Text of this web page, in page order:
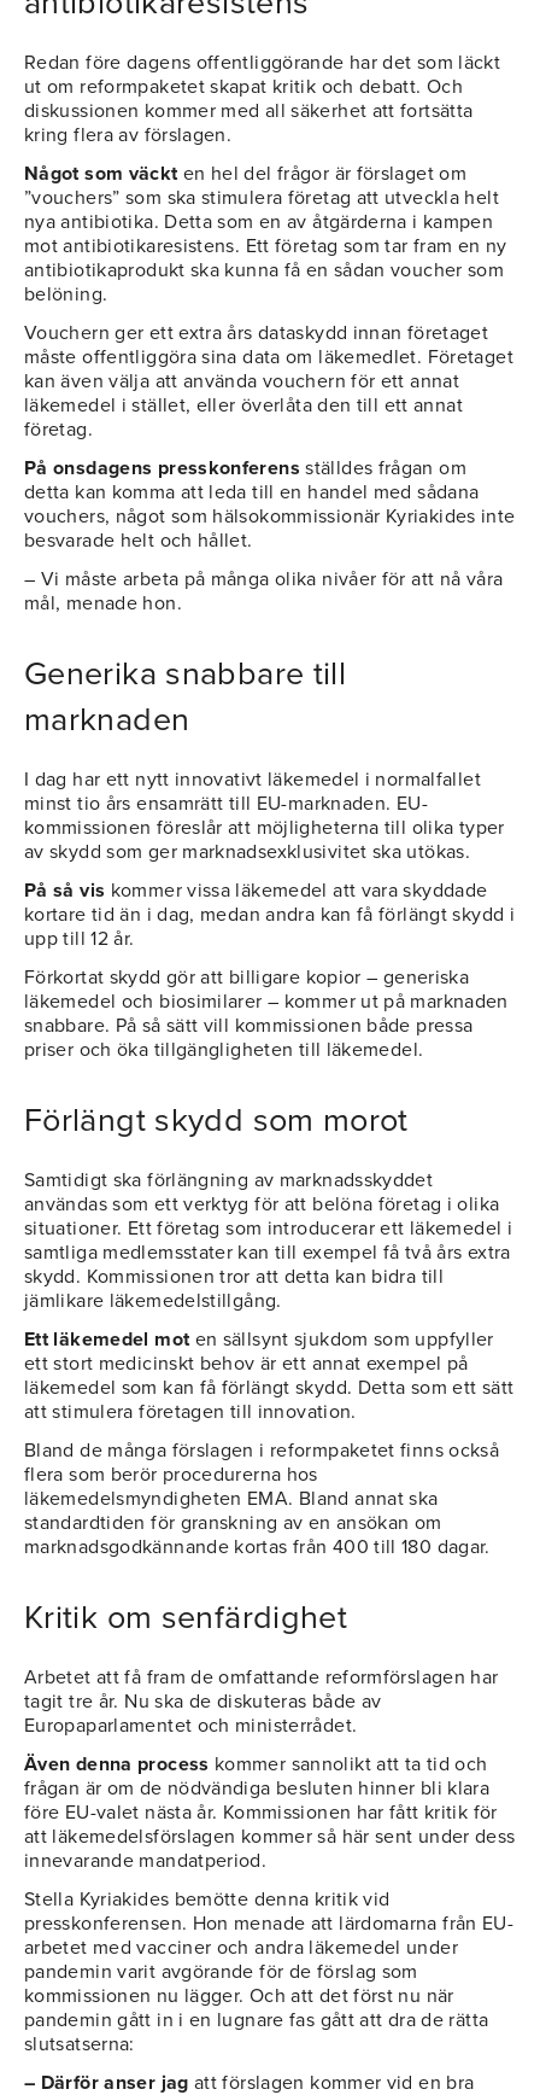
Redan före dagens offentliggörande har det som läckt
ut om reformpaketet skapat kritik och debatt. Och
diskussionen kommer med all säkerhet att fortsätta
kring flera av förslagen.
Något som väckten hel del frågor är förslaget om
”vouchers” som ska stimulera företag att utveckla helt
nya antibiotika. Detta som en av åtgärderna i kampen
mot antibiotikaresistens. Ett företag som tar fram en ny
antibiotikaprodukt ska kunna få en sådan voucher som
belöning.
Vouchern ger ett extra års dataskydd innan företaget
måste offentliggöra sina data om läkemedlet. Företaget
kan även välja att använda vouchern för ett annat
läkemedel i stället, eller överlåta den till ett annat
företag.
På onsdagens presskonferens ställdes frågan om
detta kan komma att leda till en handel med sådana
vouchers, något som hälsokommissionär Kyriakides inte
besvarade helt och hållet.
– Vi måste arbeta på många olika nivåer för att nå våra
mål, menade hon.
Generika snabbare till
marknaden
I dag har ett nytt innovativt läkemedel i normalfallet
minst tio års ensamrätt till EU-marknaden. EU-
kommissionen föreslår att möjligheterna till olika typer
av skydd som ger marknadsexklusivitet ska utökas.
På så vis kommer vissa läkemedel att vara skyddade
kortare tid än i dag, medan andra kan få förlängt skydd i
upp till 12 år.
Förkortat skydd gör att billigare kopior – generiska
läkemedel och biosimilarer – kommer ut på marknaden
snabbare. På så sätt vill kommissionen både pressa
priser och öka tillgängligheten till läkemedel.
Förlängt skydd som morot
Samtidigt ska förlängning av marknadsskyddet
användas som ett verktyg för att belöna företag i olika
situationer. Ett företag som introducerar ett läkemedel i
samtliga medlemsstater kan till exempel få två års extra
skydd. Kommissionen tror att detta kan bidra till
jämlikare läkemedelstillgång.
Ett läkemedel moten sällsynt sjukdom som uppfyller
ett stort medicinskt behov är ett annat exempel på
läkemedel som kan få förlängt skydd. Detta som ett sätt
att stimulera företagen till innovation.
Bland de många förslagen i reformpaketet finns också
flera som berör procedurerna hos
läkemedelsmyndigheten EMA. Bland annat ska
standardtiden för granskning av en ansökan om
marknadsgodkännande kortas från 400 till 180 dagar.
Kritik om senfärdighet
Arbetet att få fram de omfattande reformförslagen har
tagit tre år. Nu ska de diskuteras både av
Europaparlamentet och ministerrådet.
Även denna process kommer sannolikt att ta tid och
frågan är om de nödvändiga besluten hinner bli klara
före EU-valet nästa år. Kommissionen har fått kritik för
att läkemedelsförslagen kommer så här sent under dess
innevarande mandatperiod.
Stella Kyriakides bemötte denna kritik vid
presskonferensen. Hon menade att lärdomarna från EU-
arbetet med vacciner och andra läkemedel under
pandemin varit avgörande för de förslag som
kommissionen nu lägger. Och att det först nu när
pandemin gått in i en lugnare fas gått att dra de rätta
slutsatserna:
– Därför anser jag att förslagen kommer vid en bra